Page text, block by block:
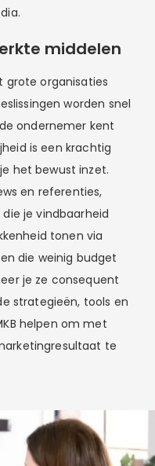
middelen
grote organisaties
worden snel
ondernemer kent
is een krachtig
het bewust inzet.
en referenties,
je vindbaarheid
tonen via
die weinig budget
je ze consequent
strategieën, tools en
helpen om met
te